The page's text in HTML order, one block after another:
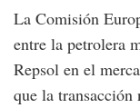
La Comisión
entre la petrolera
Repsol en el
que la transacción